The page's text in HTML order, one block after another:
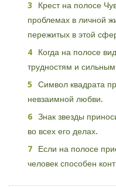
Крест на полосе
проблемах в личной
пережитых в этой
Когда на полосе
трудностям и
Символ квадрата
невзаимной любви.
Знак звезды
во всех его делах.
Если на полосе
человек способен